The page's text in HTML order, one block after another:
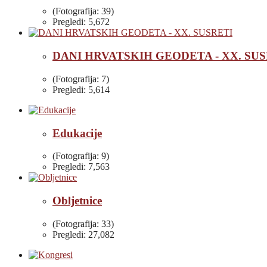
(Fotografija: 39)
Pregledi: 5,672
DANI HRVATSKIH GEODETA - XX.
(Fotografija: 7)
Pregledi: 5,614
Edukacije
(Fotografija: 9)
Pregledi: 7,563
Obljetnice
(Fotografija: 33)
Pregledi: 27,082